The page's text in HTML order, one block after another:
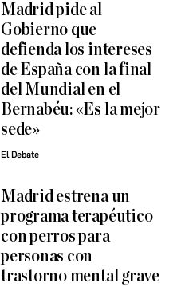
Madrid pide al
Gobierno que
defienda los intereses
de España con la final
del Mundial en el
Bernabéu: «Es la mejor
sede»
El Debate
Madrid estrena un
programa terapéutico
con perros para
personas con
trastorno mental grave